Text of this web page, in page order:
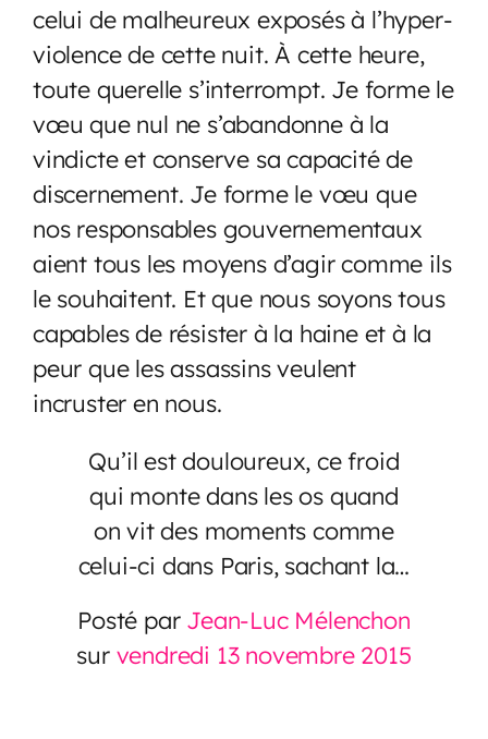
celui de malheureux exposés à l’hyper-
violence de cette nuit. À cette heure,
toute querelle s’interrompt. Je forme le
vœu que nul ne s’abandonne à la
vindicte et conserve sa capacité de
discernement. Je forme le vœu que
nos responsables gouvernementaux
aient tous les moyens d’agir comme ils
le souhaitent. Et que nous soyons tous
capables de résister à la haine et à la
peur que les assassins veulent
incruster en nous.
Qu’il est douloureux, ce froid
qui monte dans les os quand
on vit des moments comme
celui-ci dans Paris, sachant la…
Posté par Jean-Luc Mélenchon
sur vendredi 13 novembre 2015